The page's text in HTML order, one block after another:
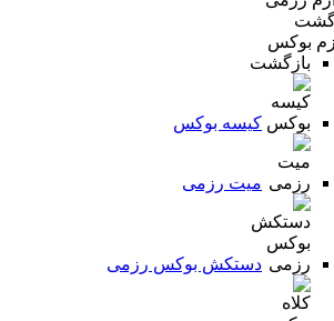
بوکس
بازگشت
کیسه بوکس
میت رزمی
دستکش بوکس رزمی